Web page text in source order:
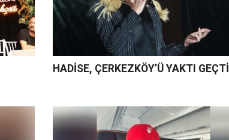
HADİSE, ÇERKEZKÖY’Ü YAKTI GEÇTİ